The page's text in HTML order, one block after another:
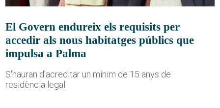
El Govern endureix els requisits per
accedir als nous habitatges públics que
impulsa a Palma
S'hauran d'acreditar un mínim de 15 anys de
residència legal